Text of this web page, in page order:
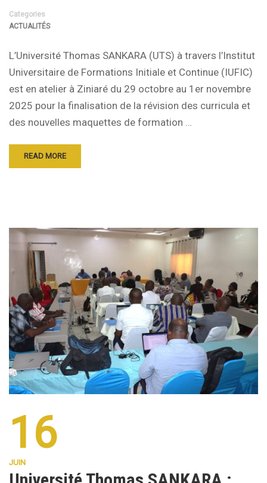
Categories
ACTUALITÉS
L’Université Thomas SANKARA (UTS) à travers l’Institut
Universitaire de Formations Initiale et Continue (IUFIC)
est en atelier à Ziniaré du 29 octobre au 1er novembre
2025 pour la finalisation de la révision des curricula et
des nouvelles maquettes de formation …
READ MORE
16
JUIN